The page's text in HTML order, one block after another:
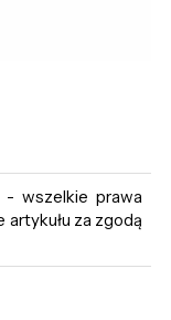
- wszelkie prawa
za zgodą